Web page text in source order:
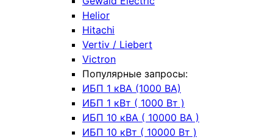
Helior
Hitachi
Vertiv / Liebert
Victron
Популярные запросы:
ИБП 1 кВА (1000 ВА)
ИБП 1 кВт ( 1000 Вт )
ИБП 10 кВА ( 10000 ВА )
ИБП 10 кВт ( 10000 Вт )